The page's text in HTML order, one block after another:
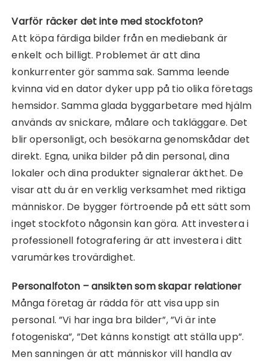
Varför räcker det inte med stockfoton?
Att köpa färdiga bilder från en mediebank är
enkelt och billigt. Problemet är att dina
konkurrenter gör samma sak. Samma leende
kvinna vid en dator dyker upp på tio olika företags
hemsidor. Samma glada byggarbetare med hjälm
används av snickare, målare och takläggare. Det
blir opersonligt, och besökarna genomskådar det
direkt. Egna, unika bilder på din personal, dina
lokaler och dina produkter signalerar äkthet. De
visar att du är en verklig verksamhet med riktiga
människor. De bygger förtroende på ett sätt som
inget stockfoto någonsin kan göra. Att investera i
professionell fotografering är att investera i ditt
varumärkes trovärdighet.
Personalfoton – ansikten som skapar relationer
Många företag är rädda för att visa upp sin
personal. ”Vi har inga bra bilder”, ”Vi är inte
fotogeniska”, ”Det känns konstigt att ställa upp”.
Men sanningen är att människor vill handla av